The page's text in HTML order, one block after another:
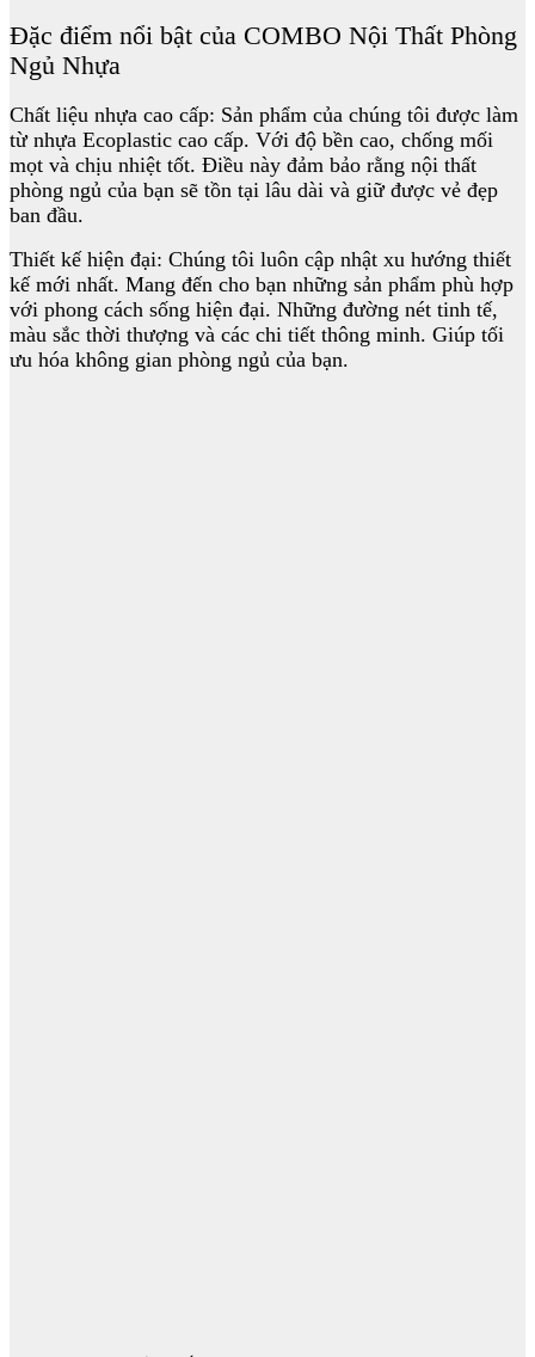
Đặc điểm nổi bật của COMBO Nội Thất Phòng
Ngủ Nhựa
Chất liệu nhựa cao cấp: Sản phẩm của chúng tôi được làm
từ nhựa Ecoplastic cao cấp. Với độ bền cao, chống mối
mọt và chịu nhiệt tốt. Điều này đảm bảo rằng nội thất
phòng ngủ của bạn sẽ tồn tại lâu dài và giữ được vẻ đẹp
ban đầu.
Thiết kế hiện đại: Chúng tôi luôn cập nhật xu hướng thiết
kế mới nhất. Mang đến cho bạn những sản phẩm phù hợp
với phong cách sống hiện đại. Những đường nét tinh tế,
màu sắc thời thượng và các chi tiết thông minh. Giúp tối
ưu hóa không gian phòng ngủ của bạn.